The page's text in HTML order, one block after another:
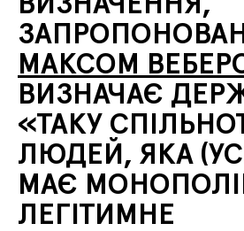
МАКСОМ
ВИЗНАЧАЄ
«ТАКУ
ЛЮДЕЙ, ЯКА
МАЄ
ЛЕГІТИМНЕ